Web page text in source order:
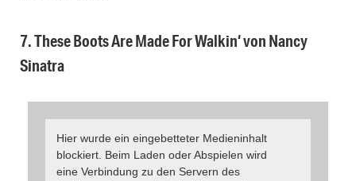
7. These Boots Are Made For Walkin‘ von Nancy
Sinatra
Hier wurde ein eingebetteter Medieninhalt
blockiert. Beim Laden oder Abspielen wird
eine Verbindung zu den Servern des